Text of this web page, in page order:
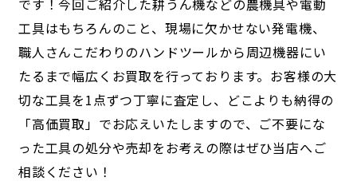
工具はもちろんのこと、現場に欠かせない発電機、
職人さんこだわりのハンドツールから周辺機器にい
たるまで幅広くお買取を行っております。お客様の大
切な工具を1点ずつ丁寧に査定し、どこよりも納得の
「高価買取」でお応えいたしますので、ご不要にな
った工具の処分や売却をお考えの際はぜひ当店へご
相談ください！